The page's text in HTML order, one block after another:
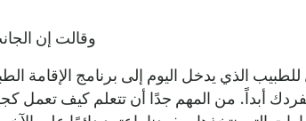
وقالت إن
الذي يدخل اليوم إلى برنامج الإقامة
أبداً. من المهم جدًا أن تتعلم كيف تعمل